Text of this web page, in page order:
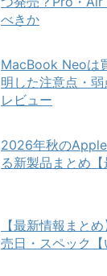
べきか
MacBook Neoは
明した注意点・
レビュー
2026年秋の
る新製品まとめ【
【最新情報まと
売日・スペック【